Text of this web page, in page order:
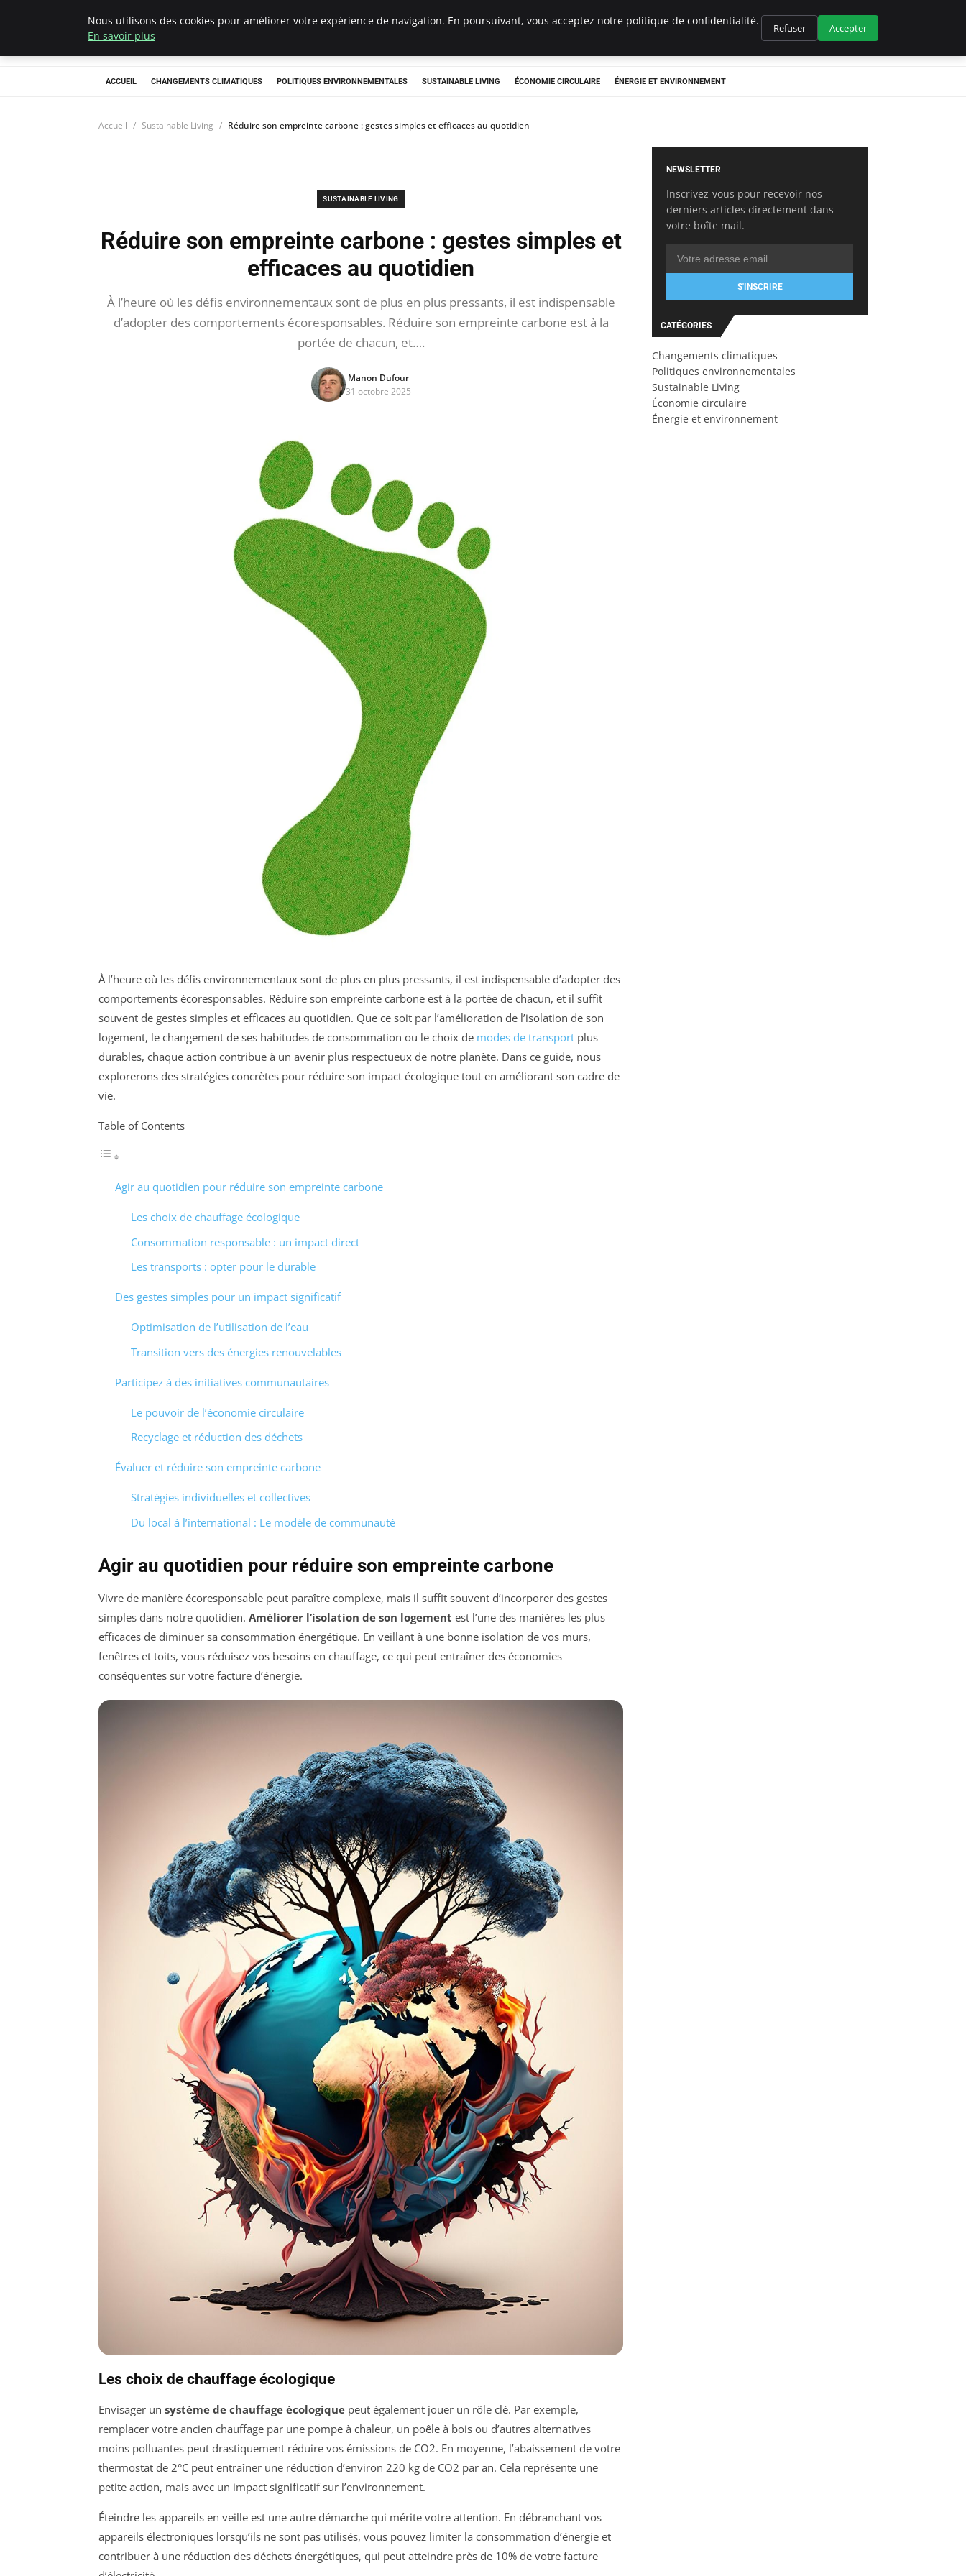
Climategatecountryclub.com
ACCUEIL CHANGEMENTS CLIMATIQUES POLITIQUES ENVIRONNEMENTALES SUSTAINABLE LIVING ÉCONOMIE CIRCULAIRE ÉNERGIE ET ENVIRONNEMENT
Accueil Sustainable Living Réduire son empreinte carbone : gestes simples et efficaces au quotidien
SUSTAINABLE LIVING
Réduire son empreinte carbone : gestes simples et
efficaces au quotidien
À l’heure où les défis environnementaux sont de plus en plus pressants, il est indispensable
d’adopter des comportements écoresponsables. Réduire son empreinte carbone est à la
portée de chacun, et….
Manon Dufour
31 octobre 2025
À l’heure où les défis environnementaux sont de plus en plus pressants, il est indispensable d’adopter des
comportements écoresponsables. Réduire son empreinte carbone est à la portée de chacun, et il suffit
souvent de gestes simples et efficaces au quotidien. Que ce soit par l’amélioration de l’isolation de son
logement, le changement de ses habitudes de consommation ou le choix de modes de transport plus
durables, chaque action contribue à un avenir plus respectueux de notre planète. Dans ce guide, nous
explorerons des stratégies concrètes pour réduire son impact écologique tout en améliorant son cadre de
vie.
Table of Contents
Agir au quotidien pour réduire son empreinte carbone
Les choix de chauffage écologique
Consommation responsable : un impact direct
Les transports : opter pour le durable
Des gestes simples pour un impact significatif
Optimisation de l’utilisation de l’eau
Transition vers des énergies renouvelables
Participez à des initiatives communautaires
Le pouvoir de l’économie circulaire
Recyclage et réduction des déchets
Évaluer et réduire son empreinte carbone
Stratégies individuelles et collectives
Du local à l’international : Le modèle de communauté
Agir au quotidien pour réduire son empreinte carbone
Vivre de manière écoresponsable peut paraître complexe, mais il suffit souvent d’incorporer des gestes
simples dans notre quotidien. Améliorer l’isolation de son logement est l’une des manières les plus
efficaces de diminuer sa consommation énergétique. En veillant à une bonne isolation de vos murs,
fenêtres et toits, vous réduisez vos besoins en chauffage, ce qui peut entraîner des économies
conséquentes sur votre facture d’énergie.
Les choix de chauffage écologique
Envisager un système de chauffage écologique peut également jouer un rôle clé. Par exemple,
remplacer votre ancien chauffage par une pompe à chaleur, un poêle à bois ou d’autres alternatives
moins polluantes peut drastiquement réduire vos émissions de CO2. En moyenne, l’abaissement de votre
thermostat de 2°C peut entraîner une réduction d’environ 220 kg de CO2 par an. Cela représente une
petite action, mais avec un impact significatif sur l’environnement.
Éteindre les appareils en veille est une autre démarche qui mérite votre attention. En débranchant vos
appareils électroniques lorsqu’ils ne sont pas utilisés, vous pouvez limiter la consommation d’énergie et
contribuer à une réduction des déchets énergétiques, qui peut atteindre près de 10% de votre facture
NEWSLETTER
Inscrivez-vous pour recevoir nos
derniers articles directement dans
votre boîte mail.
S'INSCRIRE
CATÉGORIES
Changements climatiques
Politiques environnementales
Sustainable Living
Économie circulaire
Énergie et environnement
Nous utilisons des cookies pour améliorer votre expérience de navigation. En poursuivant, vous acceptez notre politique de confidentialité.
En savoir plus
Refuser Accepter